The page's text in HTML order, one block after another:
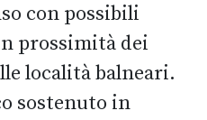
con possibili
prossimità dei
località balneari.
sostenuto in